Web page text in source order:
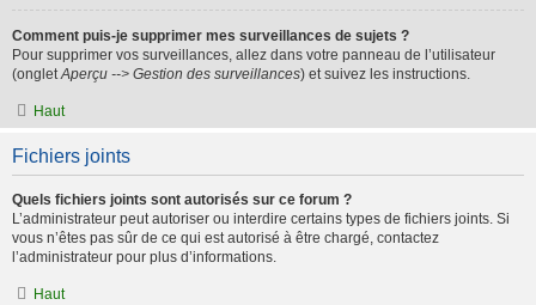
Comment puis-je supprimer mes surveillances de sujets ?
Pour supprimer vos surveillances, allez dans votre panneau de l’utilisateur
(ongletAperçu --> Gestion des surveillances) et suivez les instructions.
Haut
Fichiers joints
Quels fichiers joints sont autorisés sur ce forum ?
L’administrateur peut autoriser ou interdire certains types de fichiers joints. Si
vous n’êtes pas sûr de ce qui est autorisé à être chargé, contactez
l’administrateur pour plus d’informations.
Haut